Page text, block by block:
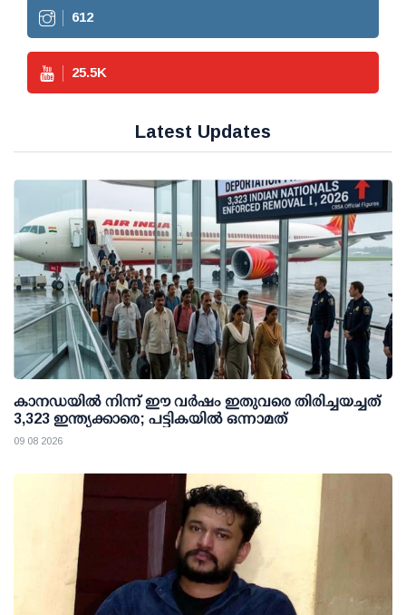
612
25.5K
Latest Updates
കാനഡയിൽ നിന്ന് ഈ വർഷം ഇതുവരെ തിരിച്ചയച്ചത്
3,323 ഇന്ത്യക്കാരെ; പട്ടികയിൽ ഒന്നാമത്
09 08 2026